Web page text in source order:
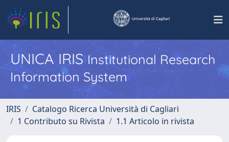
UNICA IRISInstitutional Research
Information System
IRIS
Catalogo Ricerca Università di Cagliari
1 Contributo su Rivista
1.1 Articolo in rivista